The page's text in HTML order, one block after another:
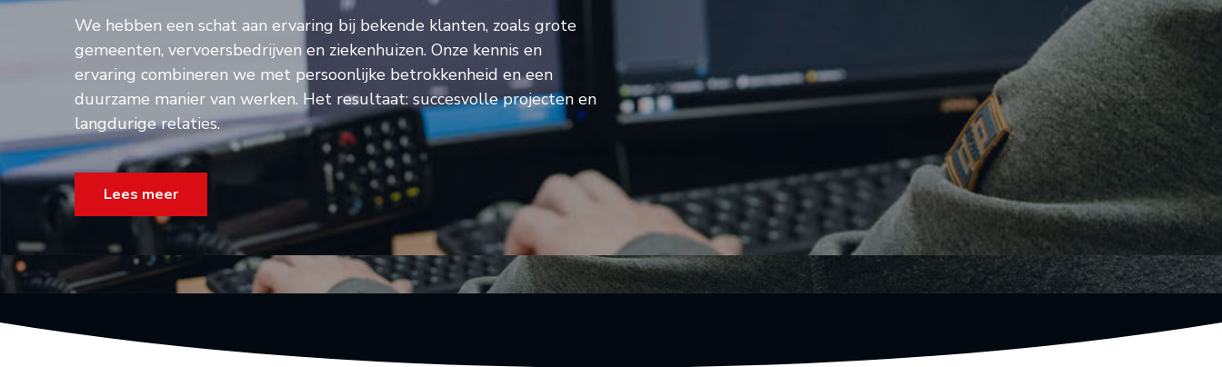
We hebben een schat aan ervaring bij bekende klanten, zoals grote
gemeenten, vervoersbedrijven en ziekenhuizen. Onze kennis en
ervaring combineren we met persoonlijke betrokkenheid en een
duurzame manier van werken. Het resultaat: succesvolle projecten en
langdurige relaties.
Lees meer